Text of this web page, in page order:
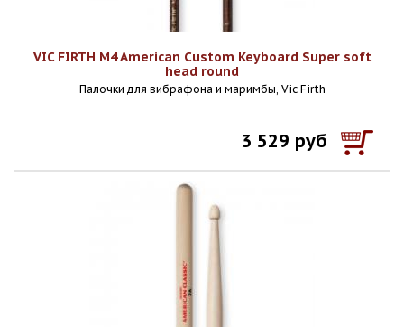
VIC FIRTH M4 American Custom Keyboard Super soft
head round
Палочки для вибрафона и маримбы, Vic Firth
3 529 руб